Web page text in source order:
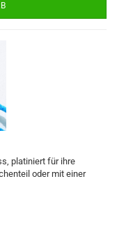
platiniert für ihre
oder mit einer